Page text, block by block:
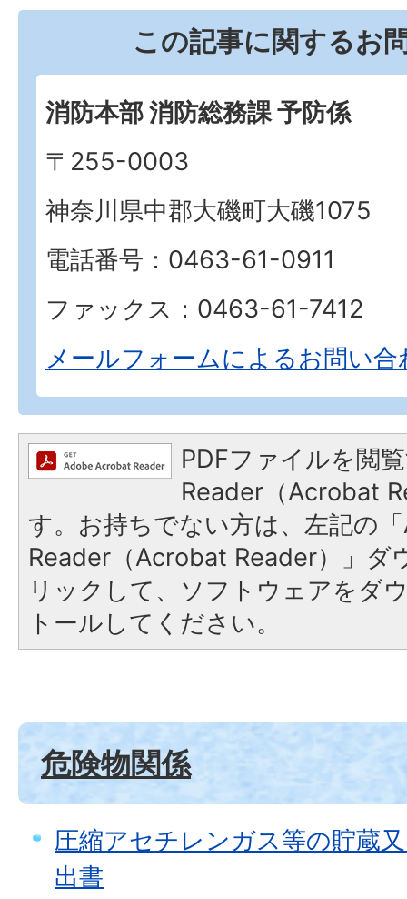
この記事に関するお
消防本部 消防総務課 予防係
〒255-0003
神奈川県中郡大磯町大磯1075
電話番号：0463-61-0911
ファックス：0463-61-7412
メールフォームによるお問い合
PDFファイルを閲
Reader（Acrobat
す。お持ちでない方は、左記の
Reader（Acrobat Reader）」ダ
リックして、ソフトウェアをダ
トールしてください。
危険物関係
圧縮アセチレンガス等の貯蔵
出書